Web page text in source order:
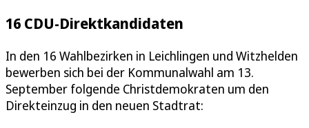
16 CDU-Direktkandidaten
In den 16 Wahlbezirken in Leichlingen und Witzhelden
bewerben sich bei der Kommunalwahl am 13.
September folgende Christdemokraten um den
Direkteinzug in den neuen Stadtrat: